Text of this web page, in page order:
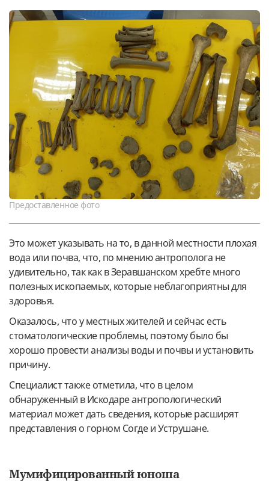
Предоставленное фото
Это может указывать на то, в данной местности плохая
вода или почва, что, по мнению антрополога не
удивительно, так как в Зеравшанском хребте много
полезных ископаемых, которые неблагоприятны для
здоровья.
Оказалось, что у местных жителей и сейчас есть
стоматологические проблемы, поэтому было бы
хорошо провести анализы воды и почвы и установить
причину.
Специалист также отметила, что в целом
обнаруженный в Искодаре антропологический
материал может дать сведения, которые расширят
представления о горном Согде и Уструшане.
Мумифицированный юноша